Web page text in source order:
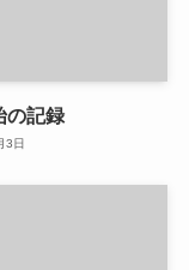
の記録
3日